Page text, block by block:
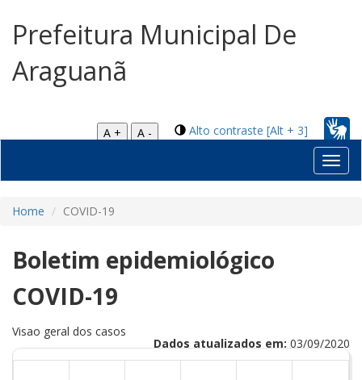
Prefeitura Municipal De
Araguanã
Alto contraste [Alt + 3]
A +
A -
Home COVID-19
Boletim epidemiológico
COVID-19
Dados atualizados em: 03/09/2020
Visao geral dos casos